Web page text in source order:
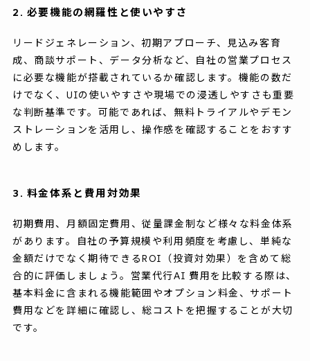
2. 必要機能の網羅性と使いやすさ
リードジェネレーション、初期アプローチ、見込み客育
成、商談サポート、データ分析など、自社の営業プロセス
に必要な機能が搭載されているか確認します。機能の数だ
けでなく、UIの使いやすさや現場での浸透しやすさも重要
な判断基準です。可能であれば、無料トライアルやデモン
ストレーションを活用し、操作感を確認することをおすす
めします。
3. 料金体系と費用対効果
初期費用、月額固定費用、従量課金制など様々な料金体系
があります。自社の予算規模や利用頻度を考慮し、単純な
金額だけでなく期待できるROI（投資対効果）を含めて総
合的に評価しましょう。営業代行AI 費用を比較する際は、
基本料金に含まれる機能範囲やオプション料金、サポート
費用などを詳細に確認し、総コストを把握することが大切
です。